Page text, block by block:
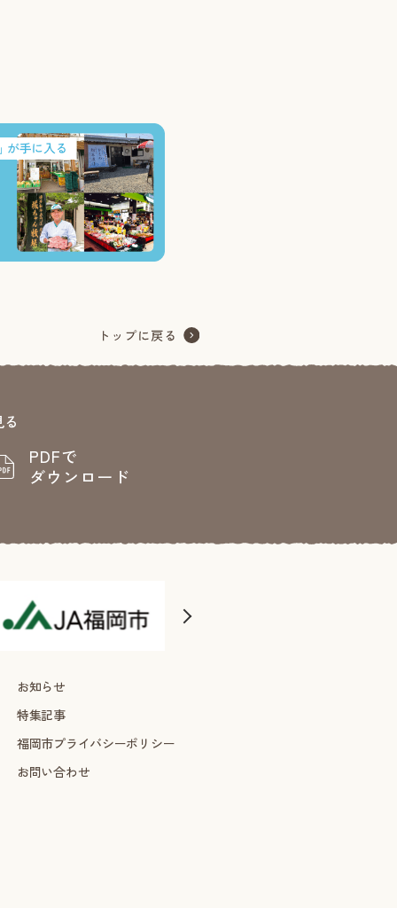
PDFで
ダウンロード
お知らせ
特集記事
福岡市プライバシーポリシー
お問い合わせ